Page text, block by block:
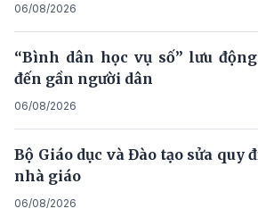
06/08/2026
“Bình dân học vụ số” lưu
đến gần người dân
06/08/2026
Bộ Giáo dục và Đào tạo sửa quy
nhà giáo
06/08/2026